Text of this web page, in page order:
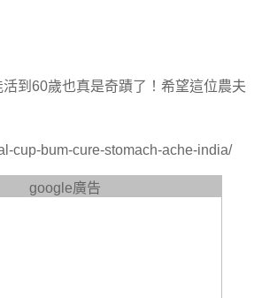
到60歲也真是奇蹟了！希望這位農夫
cup-bum-cure-stomach-ache-india/
google廣告